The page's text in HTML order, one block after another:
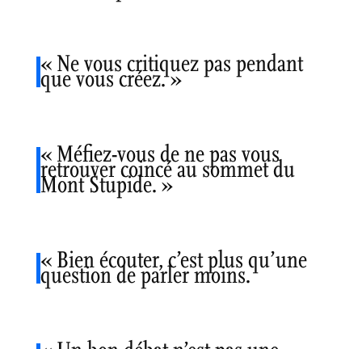
« Ne vous critiquez pas pendant
que vous créez. »
« Méfiez-vous de ne pas vous
retrouver coincé au sommet du
Mont Stupide. »
« Bien écouter, c’est plus qu’une
question de parler moins.